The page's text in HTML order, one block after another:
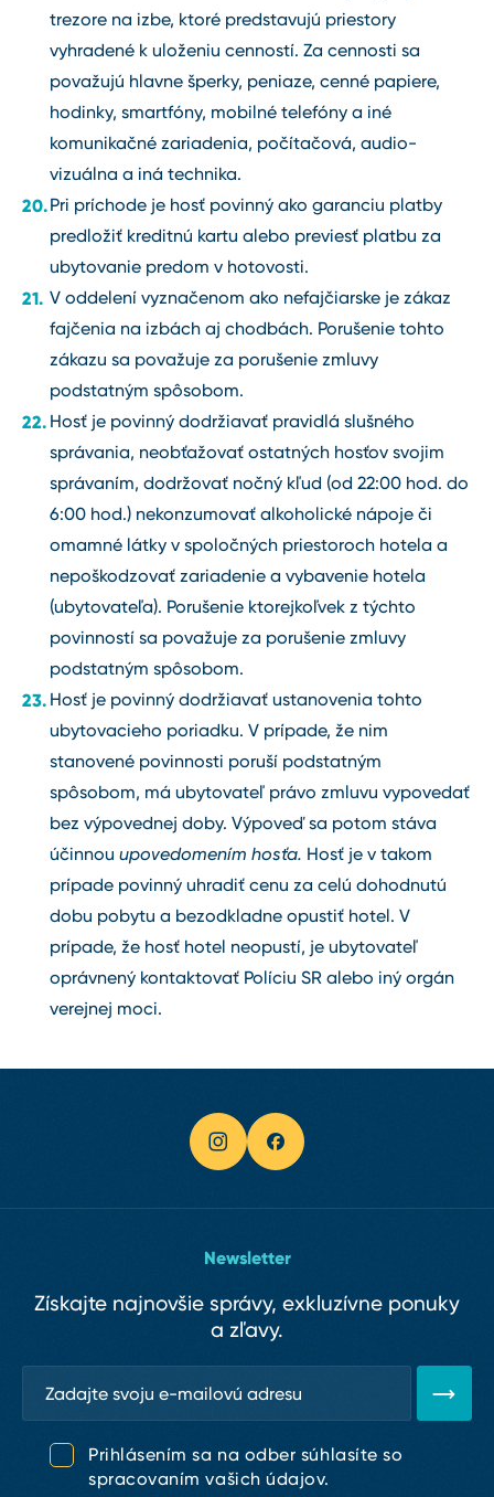
trezore na izbe, ktoré predstavujú priestory
vyhradené k uloženiu cenností. Za cennosti sa
považujú hlavne šperky, peniaze, cenné papiere,
hodinky, smartfóny, mobilné telefóny a iné
komunikačné zariadenia, počítačová, audio-
vizuálna a iná technika.
Pri príchode je hosť povinný ako garanciu platby
predložiť kreditnú kartu alebo previesť platbu za
ubytovanie predom v hotovosti.
V oddelení vyznačenom ako nefajčiarske je zákaz
fajčenia na izbách aj chodbách. Porušenie tohto
zákazu sa považuje za porušenie zmluvy
podstatným spôsobom.
Hosť je povinný dodržiavať pravidlá slušného
správania, neobťažovať ostatných hosťov svojim
správaním, dodržovať nočný kľud (od 22:00 hod. do
6:00 hod.) nekonzumovať alkoholické nápoje či
omamné látky v spoločných priestoroch hotela a
nepoškodzovať zariadenie a vybavenie hotela
(ubytovateľa). Porušenie ktorejkoľvek z týchto
povinností sa považuje za porušenie zmluvy
podstatným spôsobom.
Hosť je povinný dodržiavať ustanovenia tohto
ubytovacieho poriadku. V prípade, že nim
stanovené povinnosti poruší podstatným
spôsobom, má ubytovateľ právo zmluvu vypovedať
bez výpovednej doby. Výpoveď sa potom stáva
účinnou upovedomením hosťa. Hosť je v takom
prípade povinný uhradiť cenu za celú dohodnutú
dobu pobytu a bezodkladne opustiť hotel. V
prípade, že hosť hotel neopustí, je ubytovateľ
oprávnený kontaktovať Políciu SR alebo iný orgán
verejnej moci.
Newsletter
Získajte najnovšie správy, exkluzívne ponuky
a zľavy.
Prihlásením sa na odber súhlasíte so
spracovaním vašich údajov.